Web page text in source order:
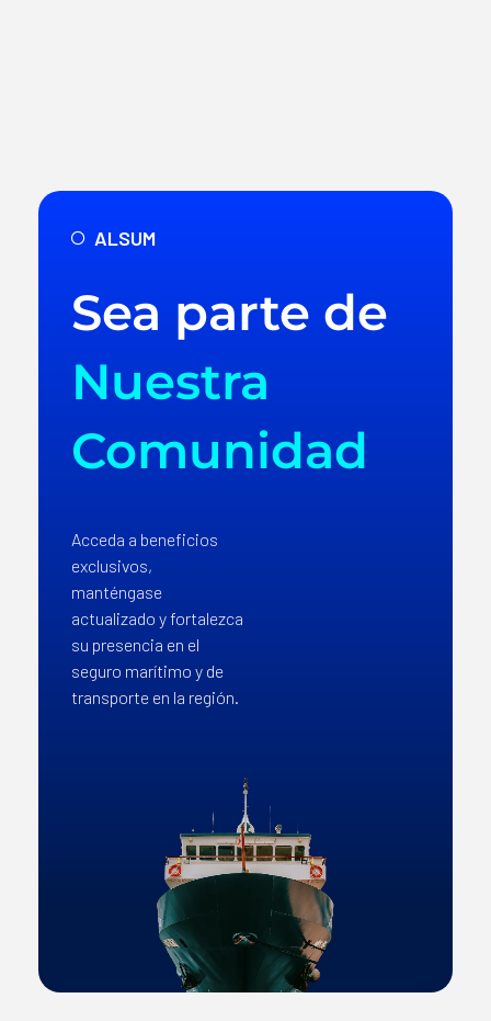
ALSUM
Sea parte de
Nuestra
Comunidad
Acceda a beneficios
exclusivos,
manténgase
actualizado y fortalezca
su presencia en el
seguro marítimo y de
transporte en la región.